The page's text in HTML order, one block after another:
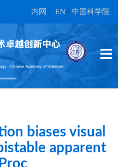
内网 EN 中国科学院
topographic
features in the
lobe.
中
biases visual
apparent